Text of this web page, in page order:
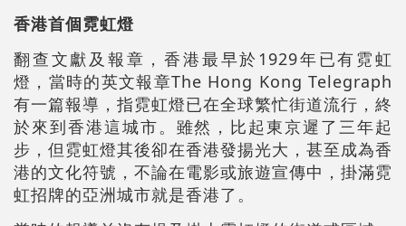
香港首個霓虹燈
翻查文獻及報章，香港最早於1929年已有霓虹
燈，當時的英文報章The Hong Kong Telegraph
有一篇報導，指霓虹燈已在全球繁忙街道流行，終
於來到香港這城市。雖然，比起東京遲了三年起
步，但霓虹燈其後卻在香港發揚光大，甚至成為香
港的文化符號，不論在電影或旅遊宣傳中，掛滿霓
虹招牌的亞洲城市就是香港了。